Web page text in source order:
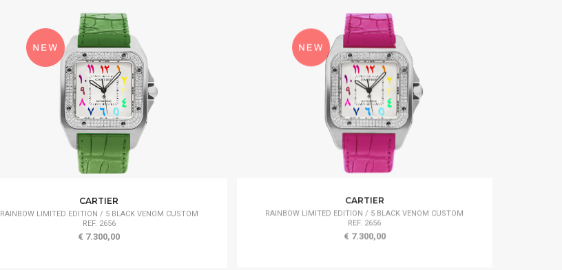
CARTIER
RAINBOW LIMITED EDITION / 5 BLACK VENOM CUSTOM
REF. 2656
€ 7.300,00
CARTIER
RAINBOW LIMITED EDITION / 5 BLACK VENOM CUSTOM
REF. 2656
€ 7.300,00